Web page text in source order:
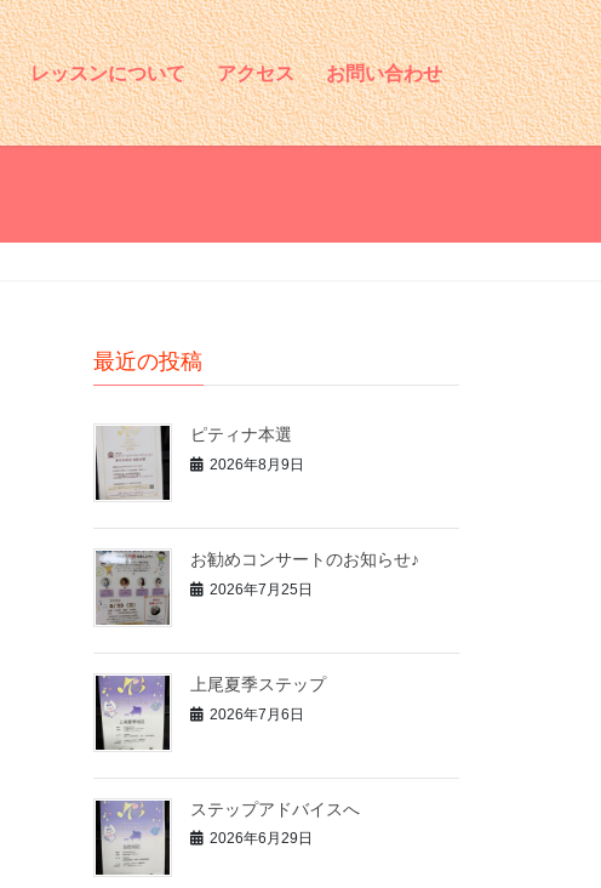
レッスンについて アクセス お問い合わせ
最近の投稿
ピティナ本選
2026年8月9日
お勧めコンサートのお知らせ♪
2026年7月25日
上尾夏季ステップ
2026年7月6日
ステップアドバイスへ
2026年6月29日